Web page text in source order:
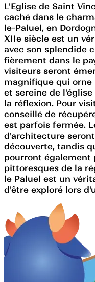
L'Eglise de Saint
caché dans le
le-Paluel, en
XIIe siècle est un
avec son splendide
fièrement dans le
visiteurs seront
magnifique qui orne
et sereine de
la réflexion. Pour
conseillé de
est parfois fermée.
d'architecture
découverte, tandis
pourront également
pittoresques de la
le Paluel est un
d'être exploré lors